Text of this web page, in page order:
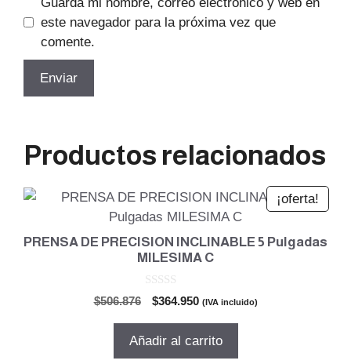
este navegador para la próxima vez que
comente.
Productos relacionados
¡oferta!
PRENSA DE PRECISION INCLINABLE 5 Pulgadas
MILESIMA C
$506.876
El
original
era:
$364.950El
actual
es:
(IVA incluido)
Añadir al carrito